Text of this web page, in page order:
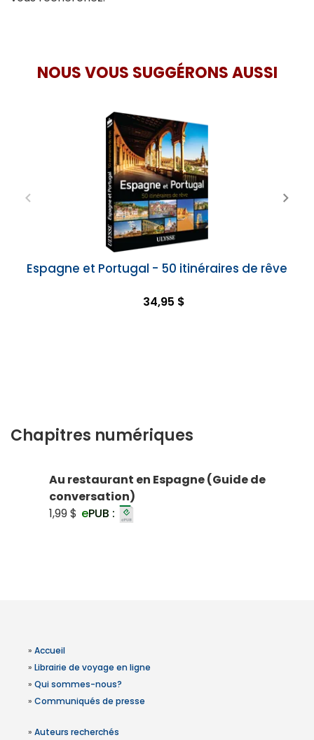
NOUS VOUS SUGGÉRONS AUSSI
Espagne et Portugal - 50 itinéraires de rêve
34,95 $
Chapitres numériques
Au restaurant en Espagne (Guide de
conversation)
1,99 $ ePUB :
» Accueil
» Librairie de voyage en ligne
» Qui sommes-nous?
» Communiqués de presse
» Auteurs recherchés